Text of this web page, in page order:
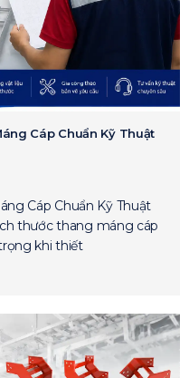
Cáp Chuẩn Kỹ Thuật
Cáp Chuẩn Kỹ Thuật
thước thang máng cáp
khi thiết